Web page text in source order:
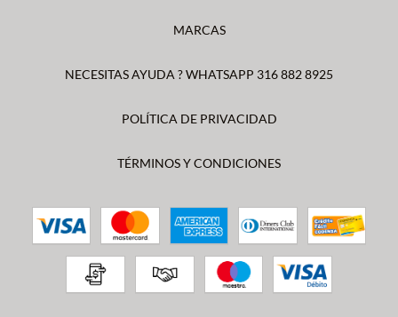
MARCAS
NECESITAS AYUDA ? WHATSAPP 316 882 8925
POLÍTICA DE PRIVACIDAD
TÉRMINOS Y CONDICIONES